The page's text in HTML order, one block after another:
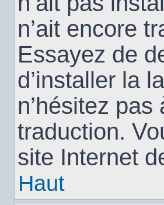
n’ait encore
Essayez de
d’installer la
n’hésitez
traduction.
site Internet
Haut